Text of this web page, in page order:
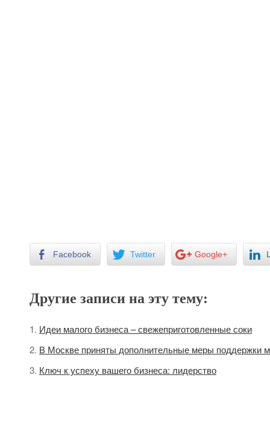
Facebook Twitter Google+
Другие записи на эту тему:
Идеи малого бизнеса – свежеприготовленные соки
В Москве приняты дополнительные меры поддержки
Ключ к успеху вашего бизнеса: лидерство